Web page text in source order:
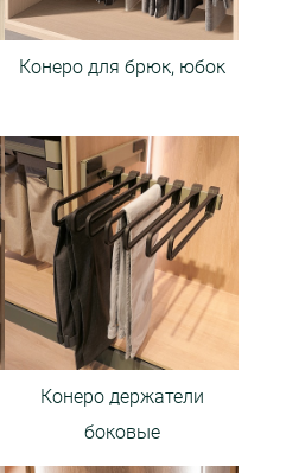
Конеро для брюк, юбок
Конеро держатели
боковые